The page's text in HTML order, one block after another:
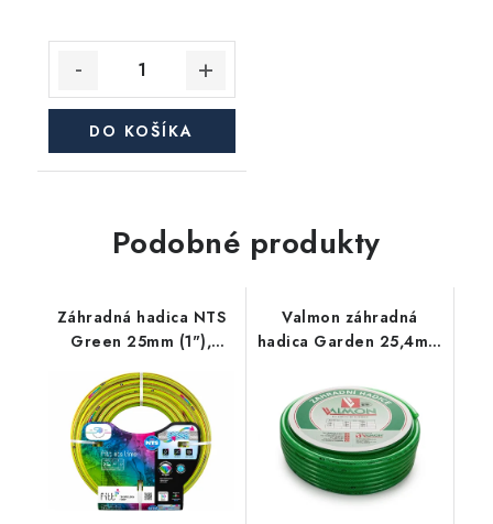
DO KOŠÍKA
Podobné produkty
Záhradná hadica NTS
Green 25mm (1"),
Valmon záhradná
hadica Garden 25,4mm